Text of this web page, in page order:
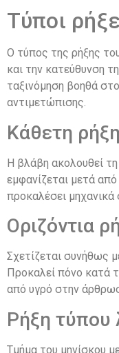
Τύποι
Ο τύπος της ρήξης
και την κατεύθυνση
ταξινόμηση βοηθά
αντιμετώπισης.
Κάθετη ρήξη
Η βλάβη ακολουθεί
εμφανίζεται μετά
προκαλέσει
Οριζόντια
Σχετίζεται συνήθως
Προκαλεί πόνο κατά
από υγρό στην
Ρήξη τύπου
Τμήμα του μηνίσκου